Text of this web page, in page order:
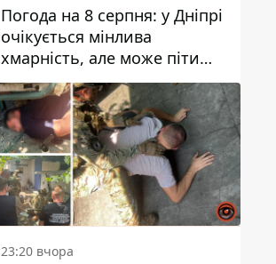
Погода на 8 серпня: у Дніпрі
очікується мінлива
хмарність, але може піти
дощ
23:20 вчора